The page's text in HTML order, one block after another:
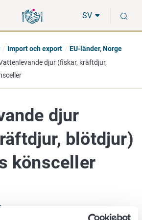
direkt
till
på
hela
SV
Import och export
EU-länder, Norge
djur (fiskar, kräftdjur,
djur
blötdjur)
könsceller